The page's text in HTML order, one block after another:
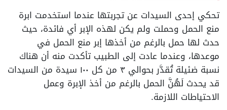
تحكي إحدى السيدات عن تجربتها عندما استخدمت ابرة
منع الحمل وحملت ولم يكن لهذه الإبر أي فائدة، حيث
حدث لها حمل بالرغم من أخذها إبر منع الحمل في
موعدها، وعندما عادت إلى الطبيب تأكدت منه أن هناك
نسبة ضئيلة تُقدَّر بحوالي ٣ من كل ١٠٠ سيدة من السيدات
قد يحدث لَهُنَّ الحمل بالرغم من أخذ الإبرة وعمل
الاحتياطات اللازمة.